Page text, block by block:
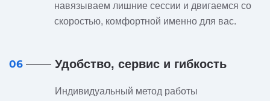
навязываем лишние сессии и двигаемся со
скоростью, комфортной именно для вас.
06 Удобство, сервис и гибкость
Индивидуальный метод работы